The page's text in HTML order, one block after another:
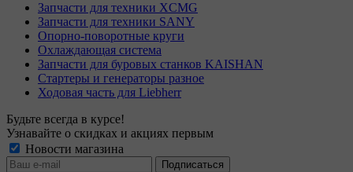
Запчасти для техники XCMG
Запчасти для техники SANY
Опорно-поворотные круги
Охлаждающая система
Запчасти для буровых станков KAISHAN
Стартеры и генераторы разное
Ходовая часть для Liebherr
Будьте всегда в курсе!
Узнавайте о скидках и акциях первым
Новости магазина